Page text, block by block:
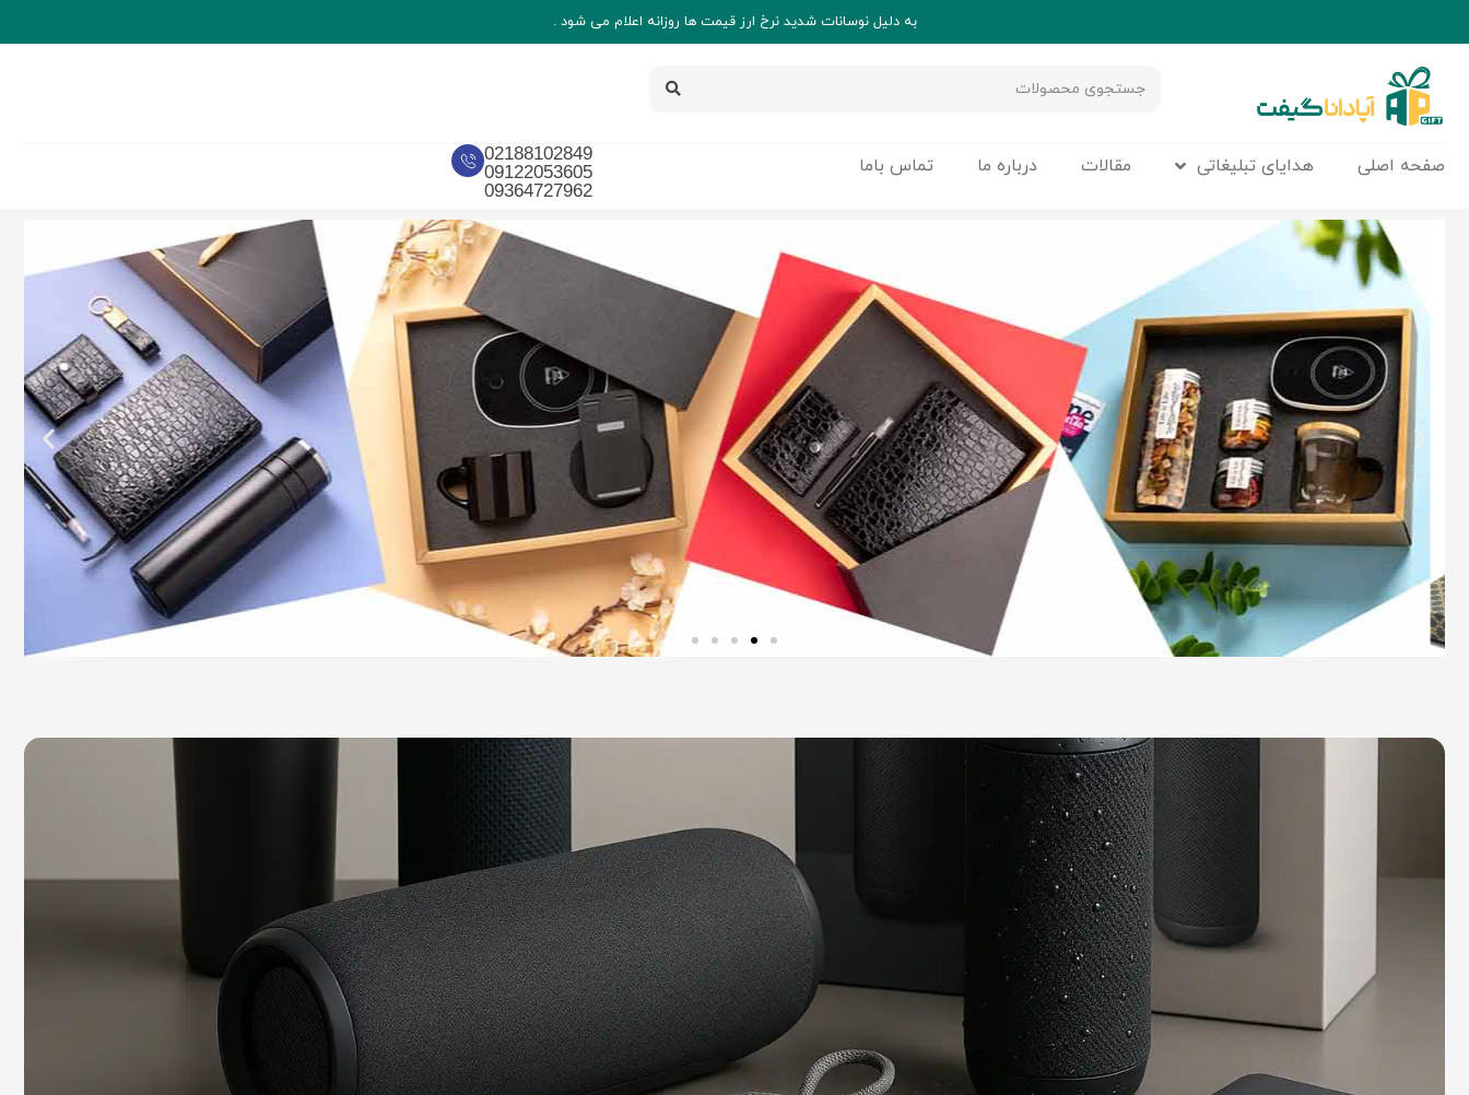
به دلیل نوسانات شدید نرخ ارز قیمت ها روزانه اعلام می شود .
صفحه اصلی هدایای تبلیغاتی مقالات درباره ما تماس باما
02188102849
09122053605
09364727962